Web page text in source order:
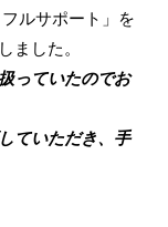
サポート」を
ました。
っていたのでお
ていただき、手